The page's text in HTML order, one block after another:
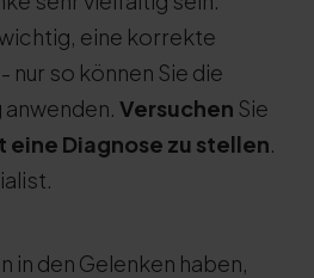
eine korrekte
nur so können Sie die
Versuchen Sie
eine Diagnose zu stellen.
in den Gelenken haben,